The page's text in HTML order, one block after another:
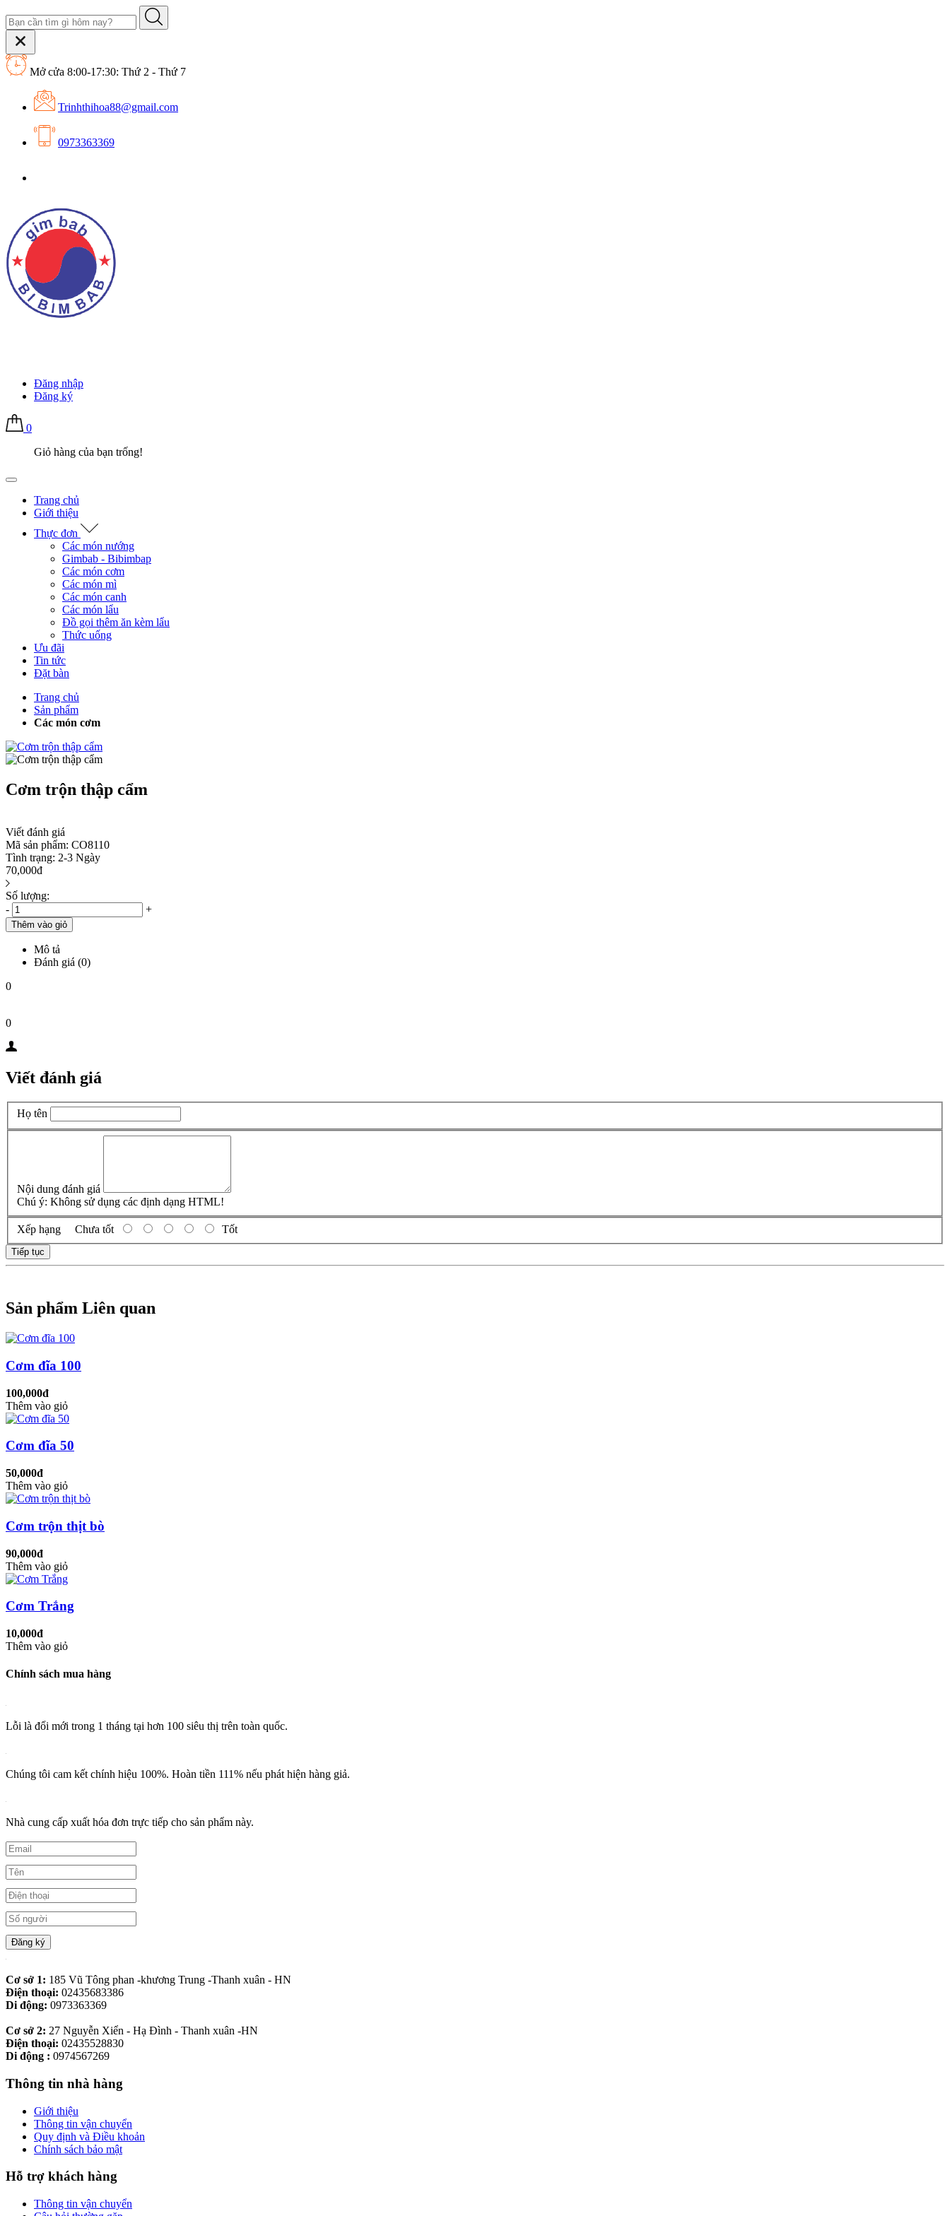
Mở cửa 8:00-17:30: Thứ 2 - Thứ 7
Trinhthihoa88@gmail.com
0973363369
Đăng nhập
Đăng ký
0
Giỏ hàng của bạn trống!
Trang chủ
Giới thiệu
Thực đơn
Các món nướng
Gimbab - Bibimbap
Các món cơm
Các món mì
Các món canh
Các món lẩu
Đồ gọi thêm ăn kèm lẩu
Thức uống
Ưu đãi
Tin tức
Đặt bàn
Trang chủ
Sản phẩm
Các món cơm
Cơm trộn thập cẩm
Viết đánh giá
Mã sản phẩm: CO8110
Tình trạng: 2-3 Ngày
70,000đ
Số lượng:
-
+
Thêm vào giỏ
Mô tả
Đánh giá (0)
0
0
Viết đánh giá
Họ tên
Nội dung đánh giá
Chú ý: Không sử dụng các định dạng HTML!
Xếp hạng Chưa tốt Tốt
Tiếp tục
Sản phẩm Liên quan
Cơm đĩa 100
100,000đ
Thêm vào giỏ
Cơm đĩa 50
50,000đ
Thêm vào giỏ
Cơm trộn thịt bò
90,000đ
Thêm vào giỏ
Cơm Trắng
10,000đ
Thêm vào giỏ
Chính sách mua hàng
Lỗi là đổi mới trong 1 tháng tại hơn 100 siêu thị trên toàn quốc.
Chúng tôi cam kết chính hiệu 100%. Hoàn tiền 111% nếu phát hiện hàng giả.
Nhà cung cấp xuất hóa đơn trực tiếp cho sản phẩm này.
Đăng ký
Cơ sở 1: 185 Vũ Tông phan -khương Trung -Thanh xuân - HN
Điện thoại: 02435683386
Di động: 0973363369
Cơ sở 2: 27 Nguyễn Xiển - Hạ Đình - Thanh xuân -HN
Điện thoại: 02435528830
Di động : 0974567269
Thông tin nhà hàng
Giới thiệu
Thông tin vận chuyển
Quy định và Điều khoản
Chính sách bảo mật
Hỗ trợ khách hàng
Thông tin vận chuyển